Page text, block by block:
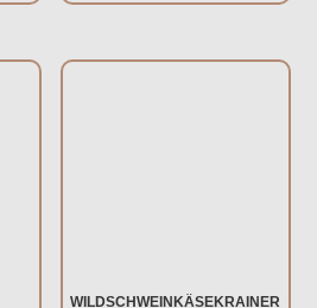
WILDSCHWEINKÄSEKRAINER